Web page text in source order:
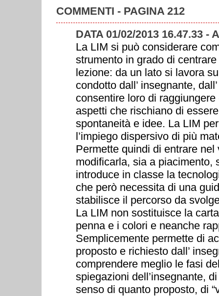
COMMENTI - PAGINA 212
DATA 01/02/2013 16.47.33 -
La LIM si può considerare
strumento in grado di
lezione: da un lato si lavora
condotto dall’ insegnante,
consentire loro di
aspetti che rischiano di
spontaneità e idee. La LIM
l’impiego dispersivo di più
Permette quindi di entrare
modificarla, sia a piacimento,
introduce in classe la
che però necessita di una
stabilisce il percorso da
La LIM non sostituisce la
penna e i colori e neanche
Semplicemente permette di
proposto e richiesto dall’
comprendere meglio le fasi
spiegazioni dell’insegnante,
senso di quanto proposto, di